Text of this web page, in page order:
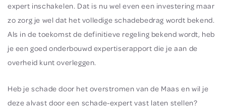
expert inschakelen. Dat is nu wel even een investering maar
zo zorg je wel dat het volledige schadebedrag wordt bekend.
Als in de toekomst de definitieve regeling bekend wordt, heb
je een goed onderbouwd expertiserapport die je aan de
overheid kunt overleggen.
Heb je schade door het overstromen van de Maas en wil je
deze alvast door een schade-expert vast laten stellen?